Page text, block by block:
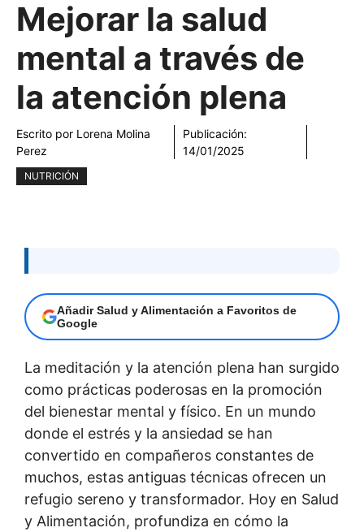
Mejorar la salud
mental a través de
la atención plena
Escrito por Lorena Molina
Perez
Publicación:
14/01/2025
NUTRICIÓN
Añadir Salud y Alimentación a Favoritos de
Google
La meditación y la atención plena han surgido
como prácticas poderosas en la promoción
del bienestar mental y físico. En un mundo
donde el estrés y la ansiedad se han
convertido en compañeros constantes de
muchos, estas antiguas técnicas ofrecen un
refugio sereno y transformador. Hoy en Salud
y Alimentación, profundiza en cómo la